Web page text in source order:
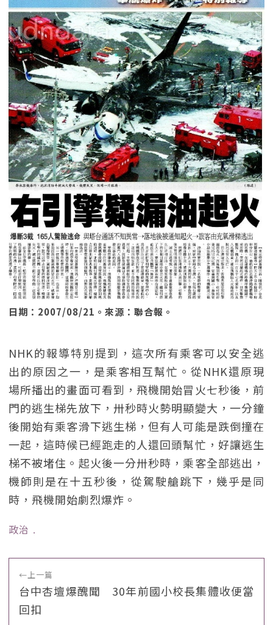
日期：2007/08/21。來源：聯合報。
NHK的報導特別提到，這次所有乘客可以安全逃
出的原因之一，是乘客相互幫忙。從NHK還原現
場所播出的畫面可看到，飛機開始冒火七秒後，前
門的逃生梯先放下，卅秒時火勢明顯變大，一分鐘
後開始有乘客滑下逃生梯，但有人可能是跌倒撞在
一起，這時候已經跑走的人還回頭幫忙，好讓逃生
梯不被堵住。起火後一分卅秒時，乘客全部逃出，
機師則是在十五秒後，從駕駛艙跳下，幾乎是同
時，飛機開始劇烈爆炸。
政治 ﹒
←上一篇
台中杏壇爆醜聞 30年前國小校長集體收便當
回扣